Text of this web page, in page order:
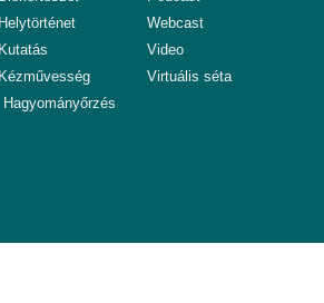
Helytörténet
Kutatás
Kézművesség
Hagyományőrzés
Webcast
Video
Virtuális séta